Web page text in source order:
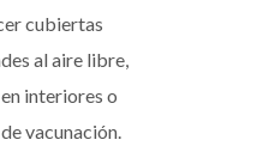
cubiertas
al aire libre,
interiores o
vacunación.